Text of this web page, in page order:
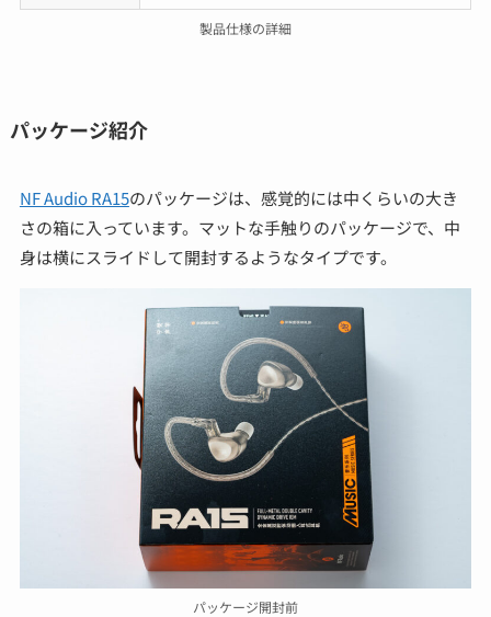
製品仕様の詳細
パッケージ紹介
NF Audio RA15のパッケージは、感覚的には中くらいの大き
さの箱に入っています。マットな手触りのパッケージで、中
身は横にスライドして開封するようなタイプです。
パッケージ開封前